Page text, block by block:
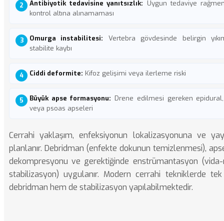
Antibiyotik tedavisine yanıtsızlık: Uygun tedaviye
kontrol altına alınamaması
Omurga instabilitesi: Vertebra gövdesinde belirgin
stabilite kaybı
Ciddi deformite: Kifoz gelişimi veya ilerleme riski
Büyük apse formasyonu: Drene edilmesi gereken
veya psoas apseleri
Cerrahi yaklaşım, enfeksiyonun lokalizasyonuna ve
planlanır. Debridman (enfekte dokunun temizlenmesi),
dekompresyonu ve gerektiğinde enstrümantasyon
stabilizasyon) uygulanır. Modern cerrahi tekniklerde
debridman hem de stabilizasyon yapılabilmektedir.